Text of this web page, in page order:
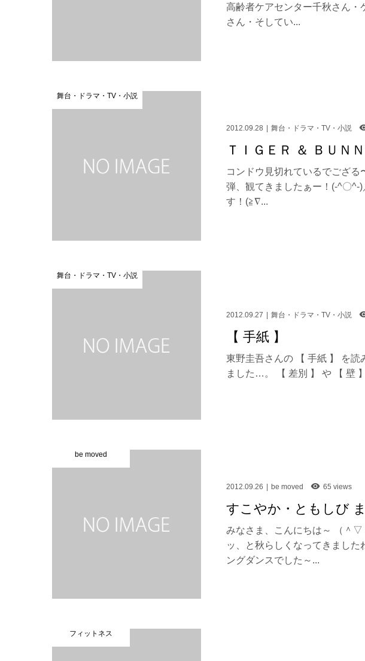
高齢者ケアセンター千秋さん
さん・そしてい...
舞台・ドラマ・TV・小説
2012.09.28 舞台・ドラマ・TV・小説
ＴＩＧＥＲ ＆ ＢＵＮ
コンドウ見切れているでござ
弾、観てきましたぁー！(-^〇^-
す！(≧∇...
舞台・ドラマ・TV・小説
2012.09.27 舞台・ドラマ・TV・小説
【 手紙 】
東野圭吾さんの 【 手紙 】 を読
ました…。 【 差別 】 や 【 壁
be moved
2012.09.26 be moved 65 views
すこやか・ともしび
みなさま、こんにちは～ （＾
ッ、と秋らしくなってきまし
ングダンスでした～...
フィットネス